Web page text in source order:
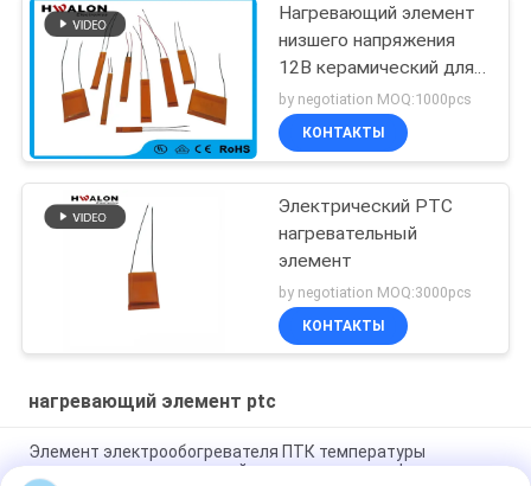
Нагревающий элемент
низшего напряжения
12В керамический для
раскручивателей фена
для волос и волос
by negotiation MOQ:1000pcs
КОНТАКТЫ
Электрический PTC
нагревательный
элемент
by negotiation MOQ:3000pcs
КОНТАКТЫ
нагревающий элемент ptc
Элемент электрообогревателя ПТК температуры
постоянного керамический с изолированным фильмом